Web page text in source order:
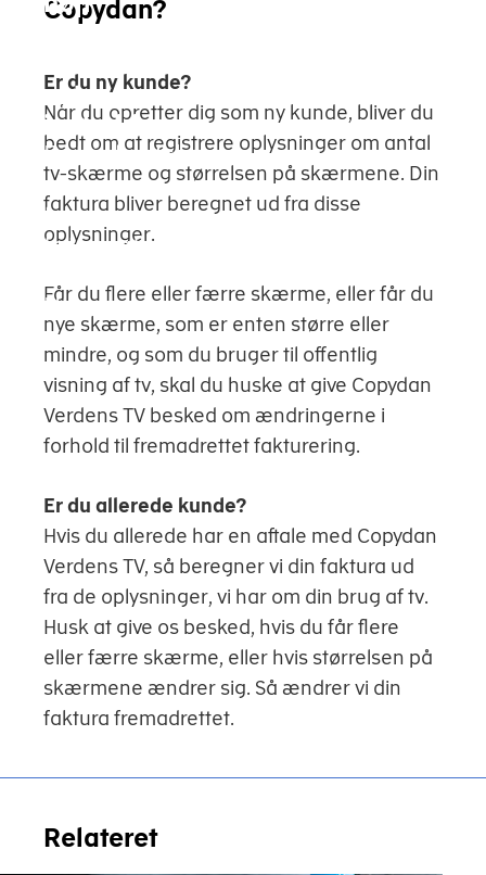
niveau
nyt
indhold.
Rettighedshaver
og
tv-
fotograf
Utzon
Copydan?
Er du ny kunde?
Når du opretter dig som ny kunde, bliver du
bedt om at registrere oplysninger om antal
tv-skærme og størrelsen på skærmene. Din
faktura bliver beregnet ud fra disse
oplysninger.
Får du flere eller færre skærme, eller får du
nye skærme, som er enten større eller
mindre, og som du bruger til offentlig
visning af tv, skal du huske at give Copydan
Verdens TV besked om ændringerne i
forhold til fremadrettet fakturering.
Er du allerede kunde?
Hvis du allerede har en aftale med Copydan
Verdens TV, så beregner vi din faktura ud
fra de oplysninger, vi har om din brug af tv.
Husk at give os besked, hvis du får flere
eller færre skærme, eller hvis størrelsen på
skærmene ændrer sig. Så ændrer vi din
faktura fremadrettet.
Relateret